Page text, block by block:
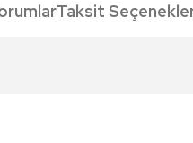
Taksit